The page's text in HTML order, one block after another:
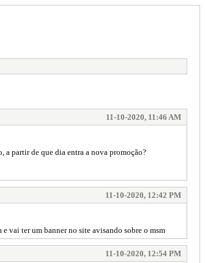
11-10-2020, 11:46 AM
a partir de que dia entra a nova promoção?
11-10-2020, 12:42 PM
vai ter um banner no site avisando sobre o msm
11-10-2020, 12:54 PM